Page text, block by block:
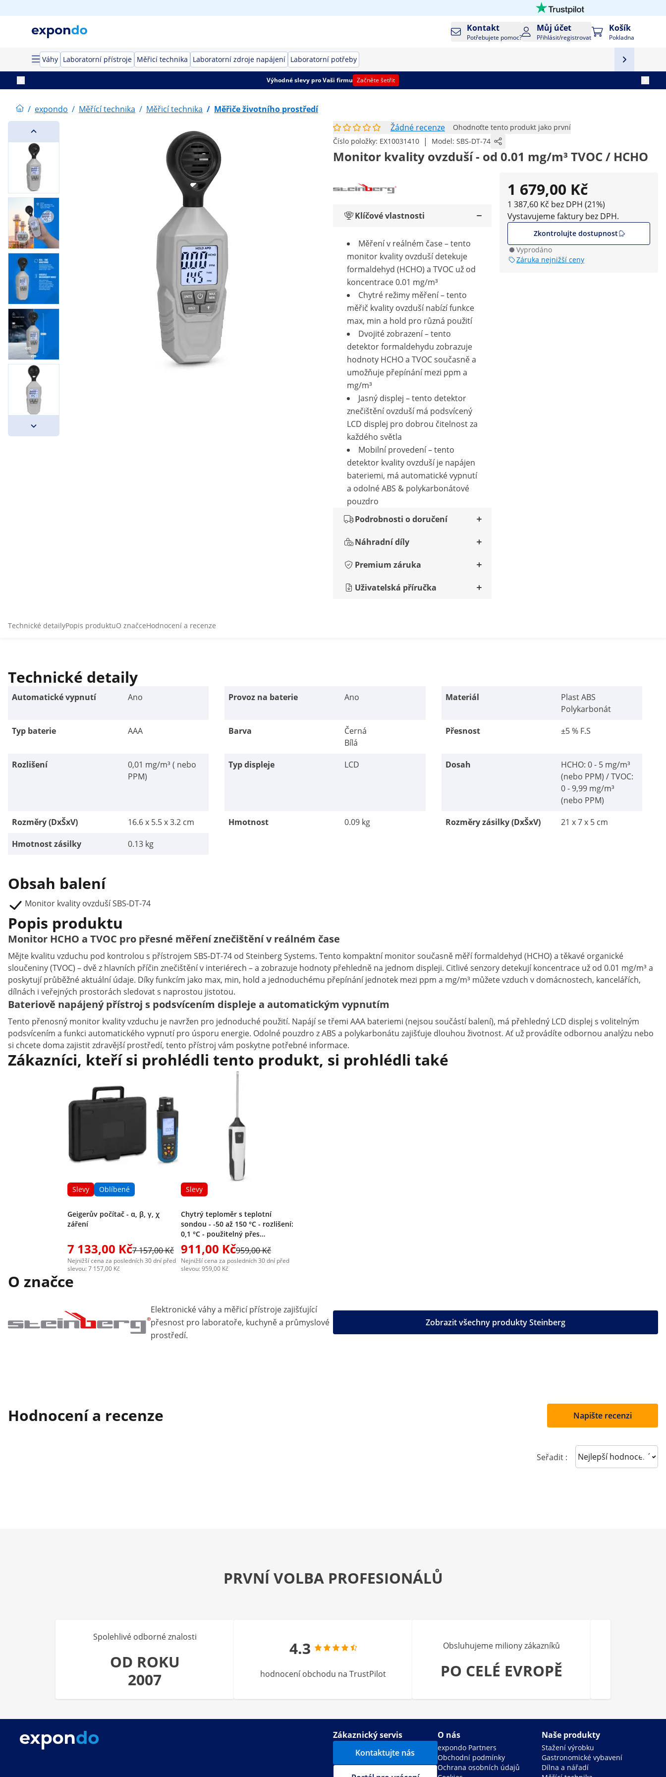
Kontakt
Potřebujete pomoc?
Můj účet
Přihlásit/registrovat
Košík
Pokladna
Váhy Laboratorní přístroje Měřicí technika Laboratorní zdroje napájení Laboratorní potřeby
Výhodné slevy pro Vaši firmu Začněte šetřit
/ expondo / Měřící technika / Měřicí technika / Měřiče životního prostředí
Žádné recenze
Ohodnoťte tento produkt jako první
Číslo položky: EX10031410 | Model: SBS-DT-74
Monitor kvality ovzduší - od 0.01 mg/m³ TVOC / HCHO
1 679,00 Kč
1 387,60 Kč bez DPH (21%)
Vystavujeme faktury bez DPH.
Zkontrolujte dostupnost
Vyprodáno
Záruka nejnižší ceny
Klíčové vlastnosti
Měření v reálném čase – tento
monitor kvality ovzduší detekuje
formaldehyd (HCHO) a TVOC už od
koncentrace 0.01 mg/m³
Chytré režimy měření – tento
měřič kvality ovzduší nabízí funkce
max, min a hold pro různá použití
Dvojité zobrazení – tento
detektor formaldehydu zobrazuje
hodnoty HCHO a TVOC současně a
umožňuje přepínání mezi ppm a
mg/m³
Jasný displej – tento detektor
znečištění ovzduší má podsvícený
LCD displej pro dobrou čitelnost za
každého světla
Mobilní provedení – tento
detektor kvality ovzduší je napájen
bateriemi, má automatické vypnutí
a odolné ABS & polykarbonátové
pouzdro
Podrobnosti o doručení
Náhradní díly
Premium záruka
Uživatelská příručka
Technické detailyPopis produktuO značceHodnocení a recenze
Technické detaily
Automatické vypnutí Ano Provoz na baterie Ano Materiál
Plast ABS
Polykarbonát
Typ baterie
AAA Barva
Černá
Bílá
Přesnost ±5 % F.S
Rozlišení
0,01 mg/m³ ( nebo
PPM)
Typ displeje LCD Dosah
HCHO: 0 - 5 mg/m³
(nebo PPM) / TVOC:
0 - 9,99 mg/m³
(nebo PPM)
Rozměry (DxŠxV)
16.6 x 5.5 x 3.2 cm Hmotnost 0.09 kg Rozměry zásilky (DxŠxV)
21 x 7 x 5 cm
Hmotnost zásilky
0.13 kg
Obsah balení
Monitor kvality ovzduší SBS-DT-74
Popis produktu
Monitor HCHO a TVOC pro přesné měření znečištění v reálném čase
Mějte kvalitu vzduchu pod kontrolou s přístrojem SBS-DT-74 od SteinbergSystems. Tento kompaktnímonitorsoučasně měříformaldehyd (HCHO) a těkavé organické
sloučeniny (TVOC) – dvěz hlavních příčin znečištěnív interiérech –a zobrazuje hodnoty přehledně na jednom displeji. Citlivésenzory detekujíkoncentrace už od 0.01 mg/m³ a
poskytujíprůběžnéaktuálníúdaje. Díkyfunkcím jako max, min, hold a jednoduchému přepínáníjednotek mezi ppm a mg/m³ můžetevzduch v domácnostech, kancelářích,
dílnách i veřejných prostorách sledovats naprostou jistotou.
Bateriově napájený přístroj s podsvícením displeje a automatickým vypnutím
Tento přenosný monitor kvalityvzduchu je navržen pro jednoduché použití. Napájísetřemi AAA bateriemi (nejsou součástíbalení), má přehledný LCD displej s volitelným
podsvícením a funkci automatického vypnutípro úsporu energie. Odolné pouzdro zABS a polykarbonátu zajišťuje dlouhou životnost. Ať už provádíte odbornou analýzu nebo
si chcete doma zajistitzdravějšíprostředí, tento přístroj vám poskytne potřebné informace.
Zákazníci, kteří si prohlédli tento produkt, si prohlédli také
Slevy Oblíbené
Geigerův počítač - α, β, γ, χ
záření
7 133,00 Kč7 157,00 Kč
Nejnižší cena za posledních 30 dní před
slevou: 7 157,00 Kč
Slevy
Chytrý teploměr s teplotní
sondou - -50 až 150 °C - rozlišení:
0,1 °C - použitelný přes
Bluetooth se smartphonem -
Steinberg Systems
911,00 Kč959,00 Kč
Nejnižší cena za posledních 30 dní před
slevou: 959,00 Kč
O značce
Elektronické váhy a měřicí přístroje zajišťující
přesnost pro laboratoře, kuchyně a průmyslové
prostředí.
Zobrazit všechny produkty Steinberg
Hodnocení a recenze Napište recenzi
Seřadit : Sort reviews
PRVNÍ VOLBA PROFESIONÁLŮ
Spolehlivé odborné znalosti
OD ROKU
2007
4.3
hodnocení obchodu na TrustPilot
Obsluhujeme miliony zákazníků
PO CELÉ EVROPĚ
Zákaznický servis
Kontaktujte nás
O nás
expondo Partners
Obchodní podmínky
Ochrana osobních údajů
Naše produkty
Stažení výrobku
Gastronomické vybavení
Dílna a nářadí